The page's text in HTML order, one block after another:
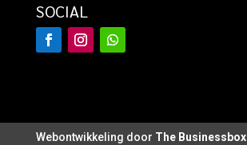
SOCIAL
Webontwikkeling door The Businessbox